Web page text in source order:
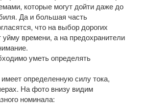
которые могут дойти даже до
Да и большая часть
что на выбор дорогих
уйму времени, а на предохранители
уметь определять
определенную силу тока,
На фото внизу видим
номинала: